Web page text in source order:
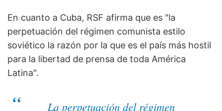
En cuanto a Cuba, RSF afirma que es "la
perpetuación del régimen comunista estilo
soviético la razón por la que es el país más hostil
para la libertad de prensa de toda América
Latina".
La perpetuación del régimen